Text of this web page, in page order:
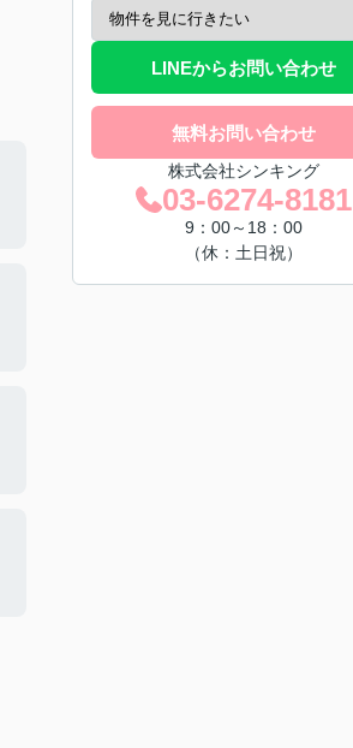
LINEからお問い合わせ
無料お問い合わせ
株式会社シンキング
03-6274-8181
9：00～18：00
（休：土日祝）